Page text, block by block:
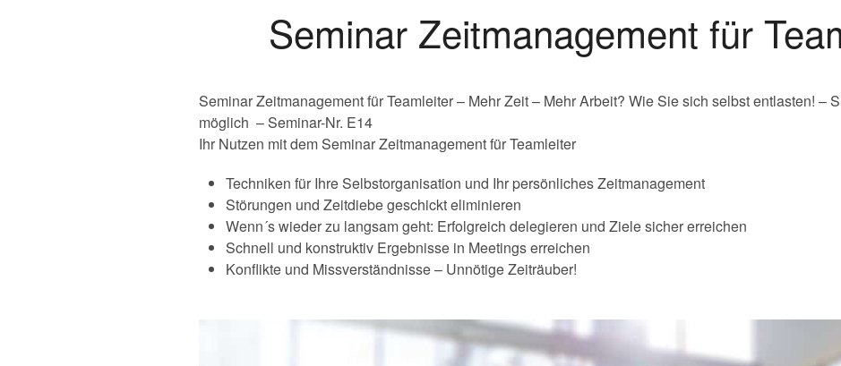
Seminar Zeitmanagement für
Seminar Zeitmanagement für Teamleiter – Mehr Zeit – Mehr Arbeit? Wie Sie sich selbst entlasten! –
möglich – Seminar-Nr. E14
Ihr Nutzen mit dem Seminar Zeitmanagement für Teamleiter
Techniken für Ihre Selbstorganisation und Ihr persönliches Zeitmanagement
Störungen und Zeitdiebe geschickt eliminieren
Wenn´s wieder zu langsam geht: Erfolgreich delegieren und Ziele sicher erreichen
Schnell und konstruktiv Ergebnisse in Meetings erreichen
Konflikte und Missverständnisse – Unnötige Zeiträuber!